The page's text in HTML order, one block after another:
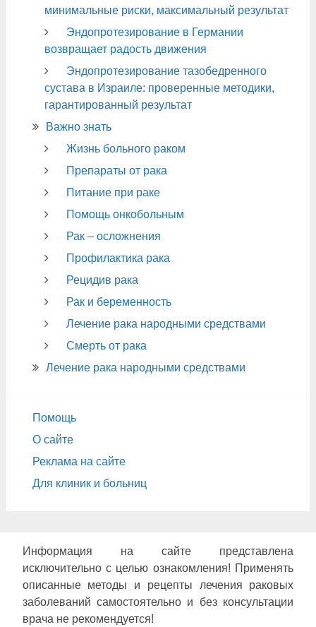
минимальные риски, максимальный результат
Эндопротезирование в Германии
возвращает радость движения
Эндопротезирование тазобедренного
сустава в Израиле: проверенные методики,
гарантированный результат
Важно знать
Жизнь больного раком
Препараты от рака
Питание при раке
Помощь онкобольным
Рак – осложнения
Профилактика рака
Рецидив рака
Рак и беременность
Лечение рака народными средствами
Смерть от рака
Лечение рака народными средствами
Помощь
О сайте
Реклама на сайте
Для клиник и больниц
Информация на сайте представлена
исключительно с целью ознакомления! Применять
описанные методы и рецепты лечения раковых
заболеваний самостоятельно и без консультации
врача не рекомендуется!